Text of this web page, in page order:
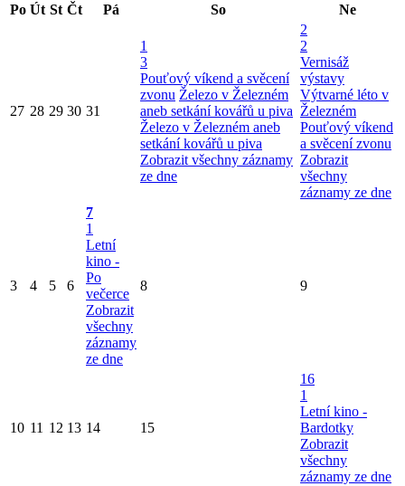
Po Út St Čt Pá So Ne
27 28 29 30 31
1
3
Pouťový víkend a svěcení
zvonu Železo v Železném
aneb setkání kovářů u piva
Železo v Železném aneb
setkání kovářů u piva
Zobrazit všechny záznamy
ze dne
2
2
Vernisáž
výstavy
Výtvarné léto v
Železném
Pouťový víkend
a svěcení zvonu
Zobrazit
všechny
záznamy ze dne
3 4 5 6
7
1
Letní
kino -
Po
večerce
Zobrazit
všechny
záznamy
ze dne
8 9
10 11 12 13 14 15
16
1
Letní kino -
Bardotky
Zobrazit
všechny
záznamy ze dne